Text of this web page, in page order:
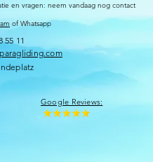
en vragen: neem vandaag nog contact
of Whatsapp
55 11
Google Reviews: